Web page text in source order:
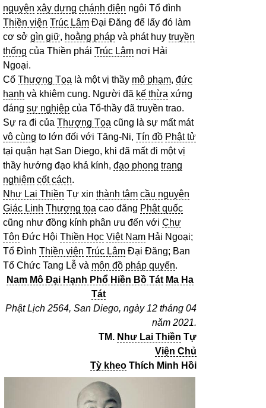
nguyện xây dựng chánh điện ngôi Tổ đình
Thiền viện Trúc Lâm Đại Đăng để lấy đó làm
cơ sở gìn giữ, hoằng pháp và phát huy truyền
thống của Thiền phái Trúc Lâm nơi Hải
Ngoại.
Cố Thượng Tọa là một vị thầy mô phạm, đức
hạnh và khiêm cung. Người đã kế thừa xứng
đáng sự nghiệp của Tổ-thầy đã truyền trao.
Sự ra đi của Thượng Tọa cũng là sự mất mát
vô cùng to lớn đối với Tăng-Ni, Tín đồ Phật tử
tại quận hạt San Diego, khi đã mất đi một vị
thầy hướng đạo khả kính, đạo phong trang
nghiêm cốt cách.
Như Lai Thiền Tự xin thành tâm cầu nguyện
Giác Linh Thượng tọa cao đăng Phật quốc
cũng như đồng kính phân ưu đến với Chư
Tôn Đức Hội Thiền Học Việt Nam Hải Ngoại;
Tổ Đình Thiền viện Trúc Lâm Đại Đăng; Ban
Tổ Chức Tang Lễ và môn đồ pháp quyến.
Nam Mô Đại Hạnh Phổ Hiền Bồ Tát Ma Ha
Tát
Phật Lịch 2564, San Diego, ngày 12 tháng 04
năm 2021.
TM. Như Lai Thiền Tự
Viện Chủ
Tỳ kheo Thích Minh Hồi